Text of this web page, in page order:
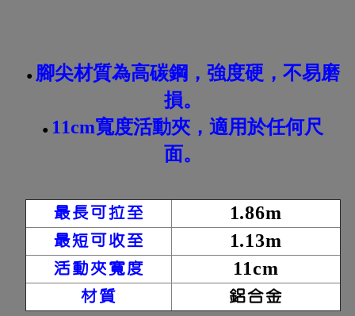
● 腳尖材質為高碳鋼，強度硬，不易磨
損。
● 11cm寬度活動夾，適用於任何尺
面。
最長可拉至
1.86m
最短可收至
1.13m
活動夾寬度
11cm
材質
鋁合金